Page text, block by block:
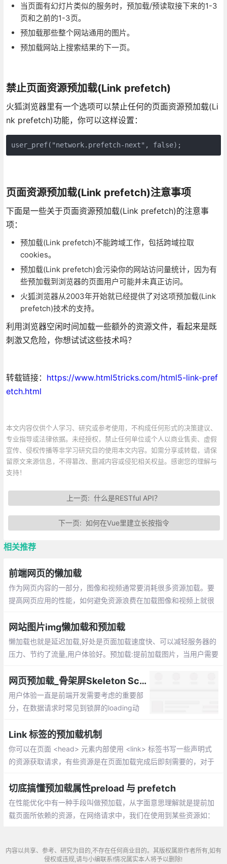
当页面有幻灯片类似的服务时，预加载/预读取接下来的1-3
页和之前的1-3页。
预加载那些整个网站通用的图片。
预加载网站上搜索结果的下一页。
禁止页面资源预加载(Link prefetch)
火狐浏览器里有一个选项可以禁止任何的页面资源预加载(Li
nk prefetch)功能，你可以这样设置：
user_pref("network.prefetch-next", false);
页面资源预加载(Link prefetch)注意事项
下面是一些关于页面资源预加载(Link prefetch)的注意事
项：
预加载(Link prefetch)不能跨域工作，包括跨域拉取
cookies。
预加载(Link prefetch)会污染你的网站访问量统计，因为有
些预加载到浏览器的页面用户可能并未真正访问。
火狐浏览器从2003年开始就已经提供了对这项预加载(Link
prefetch)技术的支持。
利用浏览器空闲时间加载一些额外的资源文件，看起来是既
刺激又危险，你想试试这些技术吗？
转载链接： https://www.html5tricks.com/html5-link-pref
etch.html
本文内容仅供个人学习、研究或参考使用，不构成任何形式的决策建议、
专业指导或法律依据。未经授权，禁止任何单位或个人以商业售卖、虚假
宣传、侵权传播等非学习研究目的使用本文内容。如需分享或转载，请保
留原文来源信息，不得篡改、删减内容或侵犯相关权益。感谢您的理解与
支持！
上一页:什么是RESTful API？
下一页:如何在Vue里建立长按指令
相关推荐
前端网页的懒加载
作为网页内容的一部分，图像和视频通常要消耗很多资源加载。要
提高网页应用的性能，如何避免资源浪费在加载图像和视频上就很
以我们经常无从下手。
网站图片img懒加载和预加载
懒加载也就是延迟加载,好处是页面加载速度快、可以减轻服务器的
压力、节约了流量,用户体验好。预加载:提前加载图片，当用户需要
网页预加载_骨架屏Skeleton Screen的实现
用户体验一直是前端开发需要考虑的重要部
分，在数据请求时常见到锁屏的loading动
eton Screen Loading(骨架屏)替代，以优化
用户体验
Link 标签的预加载机制
你可以在页面 <head> 元素内部使用 <link> 标签书写一些声明式
的资源获取请求，有些资源是在页面加载完成后即刻需要的，对于
段就开始获取
切底搞懂预加载属性preload 与 prefetch
在性能优化中有一种手段叫做预加载，从字面意思理解就是提前加
载页面所依赖的资源，在网络请求中，我们在使用到某些资源如：
内容以共享、参考、研究为目的,不存在任何商业目的。其版权属原作者所有,如有
侵权或违规,请与小编联系!情况属实本人将予以删除!